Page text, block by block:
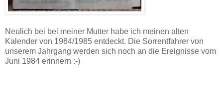
Neulich bei bei meiner Mutter habe ich meinen alten
Kalender von 1984/1985 entdeckt. Die Sorrentfahrer von
unserem Jahrgang werden sich noch an die Ereignisse vom
Juni 1984 erinnern :-)